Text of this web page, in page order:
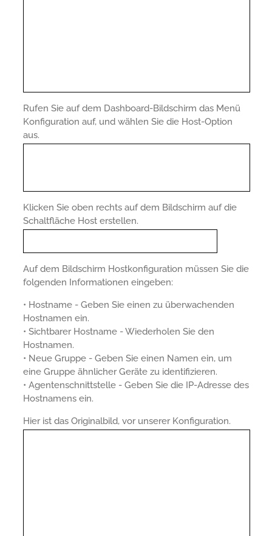
Rufen Sie auf dem Dashboard-Bildschirm das Menü
Konfiguration auf, und wählen Sie die Host-Option
aus.
Klicken Sie oben rechts auf dem Bildschirm auf die
Schaltfläche Host erstellen.
Auf dem Bildschirm Hostkonfiguration müssen Sie die
folgenden Informationen eingeben:
• Hostname - Geben Sie einen zu überwachenden
Hostnamen ein.
• Sichtbarer Hostname - Wiederholen Sie den
Hostnamen.
• Neue Gruppe - Geben Sie einen Namen ein, um
eine Gruppe ähnlicher Geräte zu identifizieren.
• Agentenschnittstelle - Geben Sie die IP-Adresse des
Hostnamens ein.
Hier ist das Originalbild, vor unserer Konfiguration.